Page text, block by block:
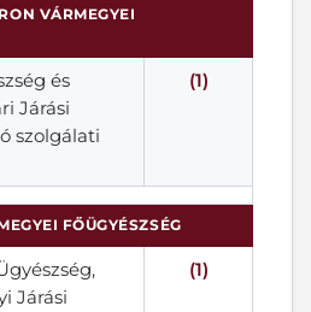
VÁRMEGYEI
és
Járási
szolgálati
(1)
FŐÜGYÉSZSÉG
Járási
(1)